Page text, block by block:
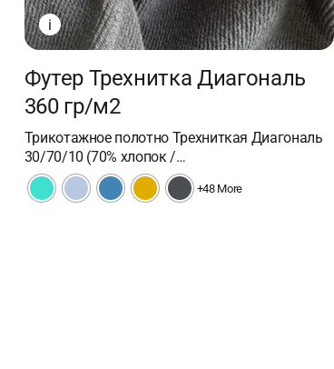
i
Футер Трехнитка Диагональ
360 гр/м2
Трикотажное полотно Трехниткая Диагональ
30/70/10 (70% хлопок /…
+48 More